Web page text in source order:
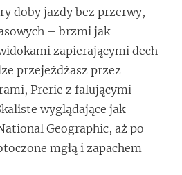
doby jazdy bez przerwy,
– brzmi jak
zapierającymi dech
przejeżdżasz przez
Prerie z falującymi
wyglądające jak
Geographic, aż po
mgłą i zapachem